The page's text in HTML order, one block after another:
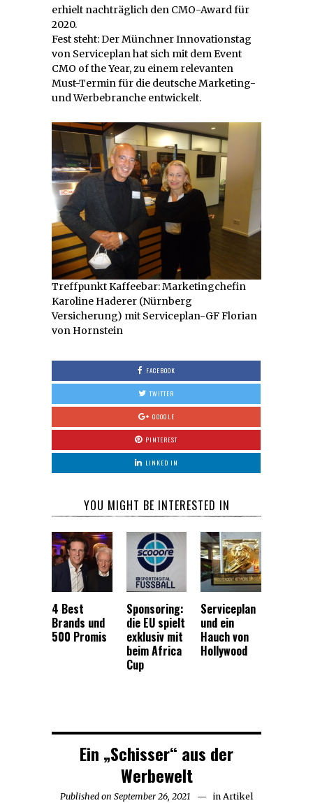
erhielt nachträglich den CMO-Award für
2020.
Fest steht: Der Münchner Innovationstag
von Serviceplan hat sich mit dem Event
CMO of the Year, zu einem relevanten
Must-Termin für die deutsche Marketing-
und Werbebranche entwickelt.
Treffpunkt Kaffeebar: Marketingchefin
Karoline Haderer (Nürnberg
Versicherung) mit Serviceplan-GF Florian
von Hornstein
FACEBOOK
TWITTER
GOOGLE
PINTEREST
LINKED IN
YOU MIGHT BE INTERESTED IN
4 Best
Brands und
500 Promis
Sponsoring:
die EU spielt
exklusiv mit
beim Africa
Cup
Serviceplan
und ein
Hauch von
Hollywood
Ein „Schisser“ aus der
Werbewelt
Published on September 26, 2021 September
in Artikel